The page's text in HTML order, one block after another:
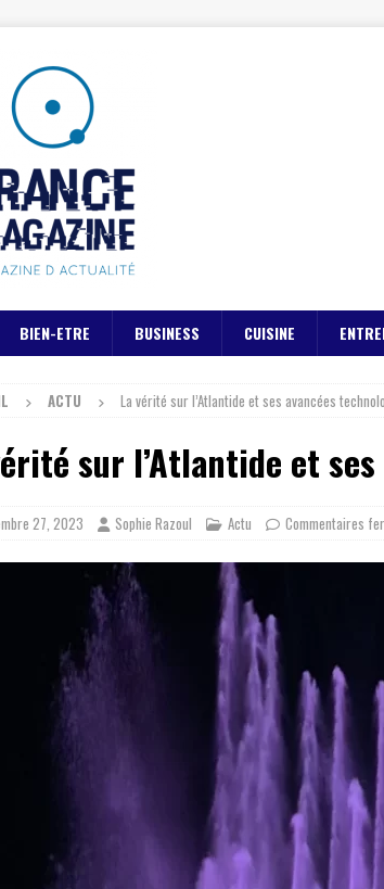
BIEN-ETRE BUSINESS CUISINE
ACTU La vérité sur l’Atlantide et ses avancées
sur l’Atlantide et
27, 2023 Sophie Razoul Actu Commentaires